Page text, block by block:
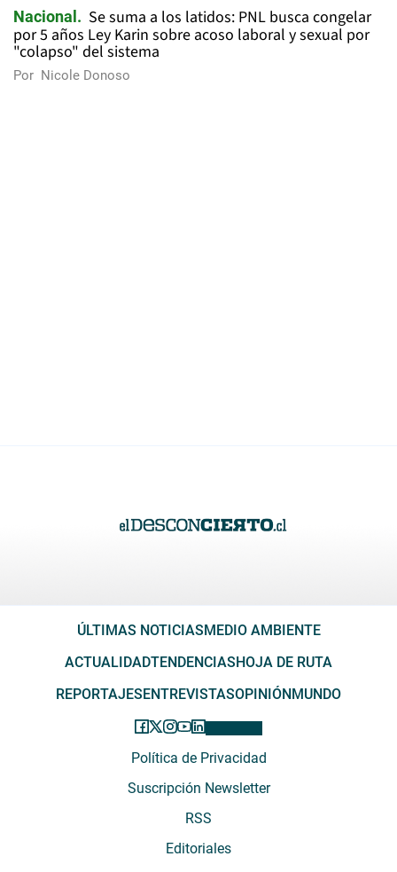
Nacional
Se suma a los latidos: PNL busca congelar
por 5 años Ley Karin sobre acoso laboral y sexual por
"colapso" del sistema
Por Nicole Donoso
ÚLTIMAS NOTICIAS MEDIO AMBIENTE
ACTUALIDADTENDENCIAS HOJA DE RUTA
REPORTAJES ENTREVISTASOPINIÓN MUNDO
Política de Privacidad
Suscripción Newsletter
RSS
Editoriales